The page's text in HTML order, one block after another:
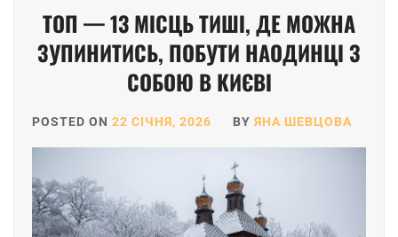
ТОП — 13 МІСЦЬ ТИШІ, ДЕ МОЖНА
ЗУПИНИТИСЬ, ПОБУТИ НАОДИНЦІ З
СОБОЮ В КИЄВІ
POSTED ON 22 СІЧНЯ, 2026 BY ЯНА ШЕВЦОВА